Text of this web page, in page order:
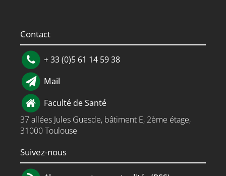
Contact
+ 33 (0)5 61 14 59 38
Mail
Faculté de Santé
37 allées Jules Guesde, bâtiment E, 2ème étage,
31000 Toulouse
Suivez-nous